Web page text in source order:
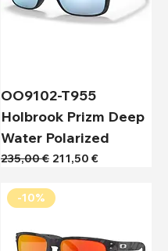
OO9102-T955
Holbrook Prizm Deep
Water Polarized
Κανονική τιμή
235,00 € Τιμή Έκπτωσης
211,50 €
-10%